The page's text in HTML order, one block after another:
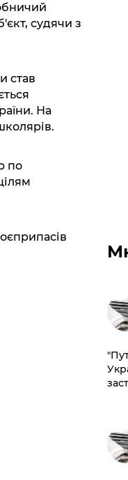
судячи з
став
На
по